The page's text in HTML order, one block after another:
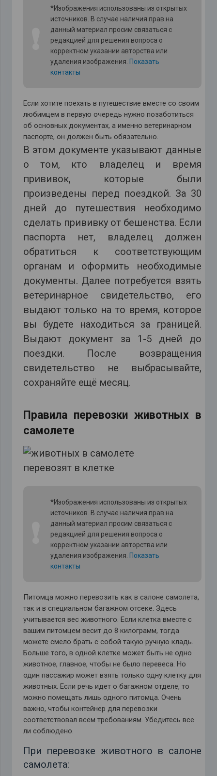
*Изображения использованы из открытых
источников. В случае наличия прав на
данный материал просим связаться с
редакцией для решения вопроса о
корректном указании авторства или
удаления изображения. Показать
контакты
Если хотите поехать в путешествие вместе со своим
любимцем в первую очередь нужно позаботиться
об основных документах, а именно ветеринарном
паспорте, он должен быть обязательно.
В этом документе указывают данные
о том, кто владелец и время
прививок, которые были
произведены перед поездкой. За 30
дней до путешествия необходимо
сделать прививку от бешенства. Если
паспорта нет, владелец должен
обратиться к соответствующим
органам и оформить необходимые
документы. Далее потребуется взять
ветеринарное свидетельство, его
выдают только на то время, которое
вы будете находиться за границей.
Выдают документ за 1-5 дней до
поездки. После возвращения
свидетельство не выбрасывайте,
сохраняйте ещё месяц.
Правила перевозки животных в
самолете
*Изображения использованы из открытых
источников. В случае наличия прав на
данный материал просим связаться с
редакцией для решения вопроса о
корректном указании авторства или
удаления изображения. Показать
контакты
Питомца можно перевозить как в салоне самолета,
так и в специальном багажном отсеке. Здесь
учитывается вес животного. Если клетка вместе с
вашим питомцем весит до 8 килограмм, тогда
можете смело брать с собой такую ручную кладь.
Больше того, в одной клетке может быть не одно
животное, главное, чтобы не было перевеса. Но
один пассажир может взять только одну клетку для
животных. Если речь идет о багажном отделе, то
можно помещать лишь одного питомца. Очень
важно, чтобы контейнер для перевозки
соответствовал всем требованиям. Убедитесь все
ли соблюдено.
При перевозке животного в салоне
самолета: